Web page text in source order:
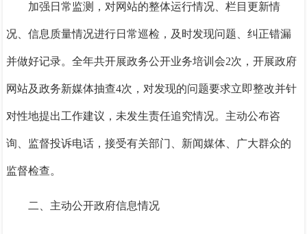
加强日常监测，对网站的整体运行情况 、栏目更新情
况、信息质量情况进行日常巡检，及时发现问题、纠正错漏
并做好记录。全年共开展政务公开业务培训会2次，开展政府
网站及政务新媒体抽查4次 ，对发现的问题要求立即整改并针
对性地提出工作建议，未发生责任追究情况。主动公布咨
询、监督投诉电话，接受有关部门、新闻媒体、广大群众的
监督检查。
二、主动公开政府信息情况